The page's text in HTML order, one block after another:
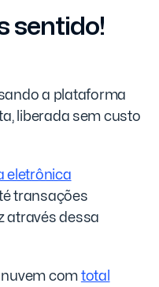
sentido!
a plataforma
liberada sem custo
eletrônica
transações
através dessa
com total